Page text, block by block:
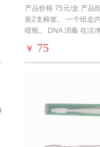
产品价格 75元/盒 产品
装2支棉签。 一个纸盒
喷瓶。 DNA 消毒 在洁
￥ 75